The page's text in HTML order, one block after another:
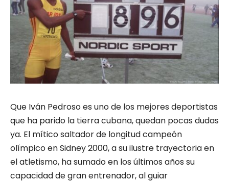
Que Iván Pedroso es uno de los mejores deportistas
que ha parido la tierra cubana, quedan pocas dudas
ya. El mítico saltador de longitud campeón
olímpico en Sidney 2000, a su ilustre trayectoria en
el atletismo, ha sumado en los últimos años su
capacidad de gran entrenador, al guiar